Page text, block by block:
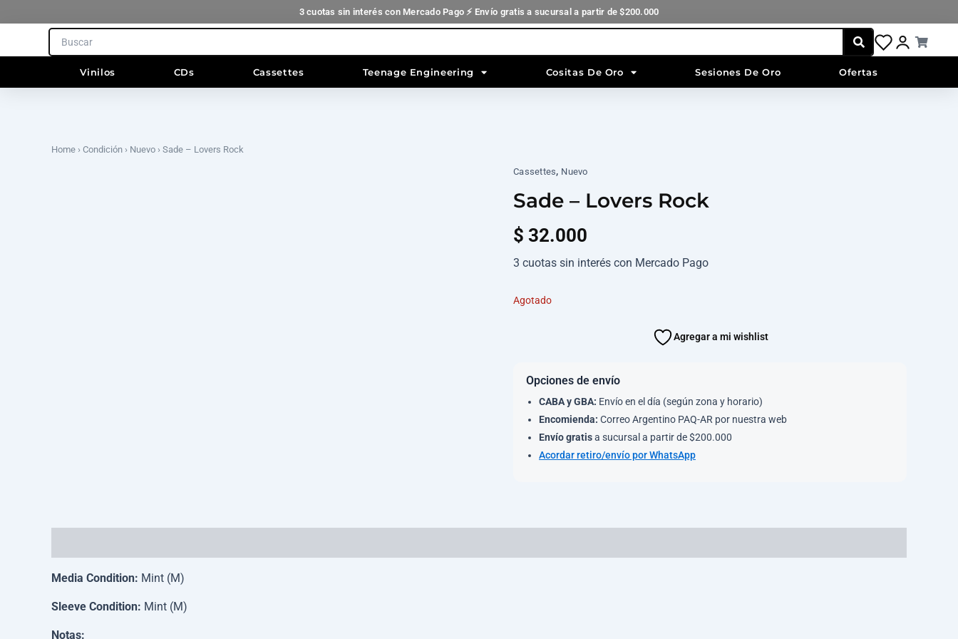
3 cuotas sin interés con Mercado Pago ⚡ Envío gratis a sucursal a partir de $200.000
al
Vinilos CDs Cassettes Teenage Engineering Cositas De Oro Sesiones De Oro Ofertas
Cart
Search
Home › Condición › Nuevo › Sade – Lovers Rock
Cassettes, Nuevo
Sade – Lovers Rock
$ 32.000
3 cuotas sin interés con Mercado Pago
Agotado
Agregar a mi wishlist
Opciones de envío
CABA y GBA: Envío en el día (según zona y horario)
Encomienda: Correo Argentino PAQ-AR por nuestra web
Envío gratisa sucursal a partir de $200.000
Acordar retiro/envío por WhatsApp
Media Condition: Mint (M)
Sleeve Condition: Mint (M)
Notas: